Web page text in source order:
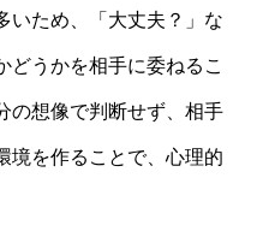
いため、「大丈夫？」な
どうかを相手に委ねるこ
の想像で判断せず、相手
境を作ることで、心理的